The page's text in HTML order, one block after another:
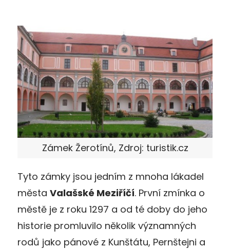
Zámek Žerotínů, Zdroj: turistik.cz
Tyto zámky jsou jedním z mnoha lákadel
města Valašské Meziříčí. První zmínka o
městě je z roku 1297 a od té doby do jeho
historie promluvilo několik významných
rodů jako pánové z Kunštátu, Pernštejni a